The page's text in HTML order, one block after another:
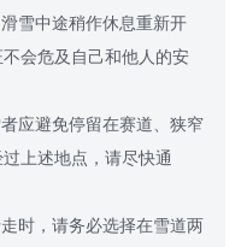
雪中途稍作休息重新开
会危及自己和他人的安
应避免停留在赛道、狭窄
上述地点，请尽快通
时，请务必选择在雪道两